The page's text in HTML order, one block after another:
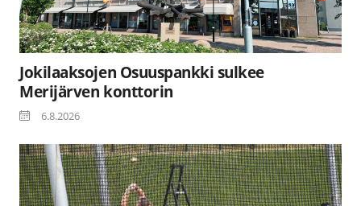
Jokilaaksojen Osuuspankki sulkee
Merijärven konttorin
6.8.2026